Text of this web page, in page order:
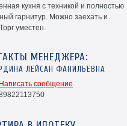
кухня с техникой и полностью
гарнитур. Можно заехать и
уместен.
МЕНЕДЖЕРА:
ЛЕЙСАН ФАНИЛЬЕВНА
Написать сообщение